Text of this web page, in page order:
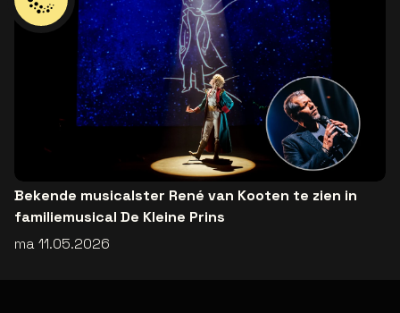
Bekende musicalster René van Kooten te zien in
familiemusical De Kleine Prins
ma 11.05.2026